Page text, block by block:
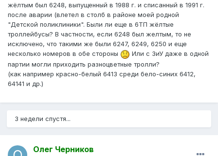
жёлтым был 6248, выпущенный в 1988 г. и списанный в 1991 г.
после аварии (влетел в столб в районе моей родной
"Детской поликлиники". Были ли еще в 6ТП жёлтые
троллейбусы? В частности, если 6248 был желтым, то не
исключено, что такими же были 6247, 6249, 6250 и еще
несколько номеров в обе стороны
Или с ЗиУ даже в одной
партии могли приходить разноцветные тролли?
(как например красно-белый 6413 среди бело-синих 6412,
64141 и др.)
3 недели спустя...
Олег Черников